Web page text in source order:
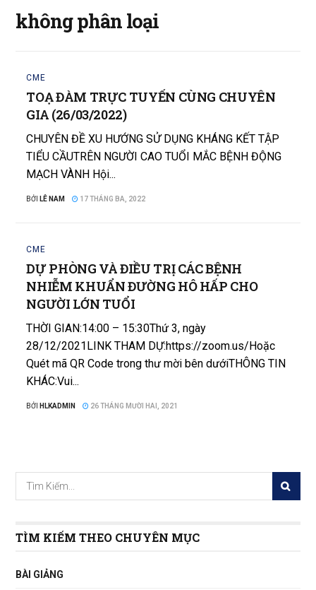
không phân loại
CME
TOẠ ĐÀM TRỰC TUYẾN CÙNG CHUYÊN
GIA (26/03/2022)
CHUYÊN ĐỀ XU HƯỚNG SỬ DỤNG KHÁNG KẾT TẬP
TIỂU CẦUTRÊN NGƯỜI CAO TUỔI MẮC BỆNH ĐỘNG
MẠCH VÀNH Hội...
BỞI LÊ NAM 17 THÁNG BA, 2022
CME
DỰ PHÒNG VÀ ĐIỀU TRỊ CÁC BỆNH
NHIỄM KHUẨN ĐƯỜNG HÔ HẤP CHO
NGƯỜI LỚN TUỔI
THỜI GIAN:14:00 – 15:30Thứ 3, ngày
28/12/2021LINK THAM DỰ:https://zoom.us/Hoặc
Quét mã QR Code trong thư mời bên dướiTHÔNG TIN
KHÁC:Vui...
BỞI HLKADMIN 26 THÁNG MƯỜI HAI, 2021
TÌM KIẾM THEO CHUYÊN MỤC
BÀI GIẢNG